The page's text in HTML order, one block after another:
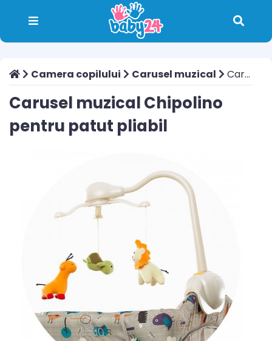
Camera copilului Carusel muzical Carusel muzical Chipolino pentru patut pliabil
Carusel muzical Chipolino
pentru patut pliabil